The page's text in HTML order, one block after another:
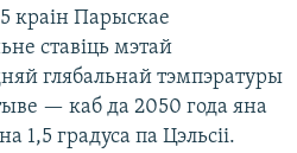
краін Парыскае
ставіць мэтай
глябальнай тэмпэратуры
— каб да 2050 года яна
1,5 градуса па Цэльсіі.